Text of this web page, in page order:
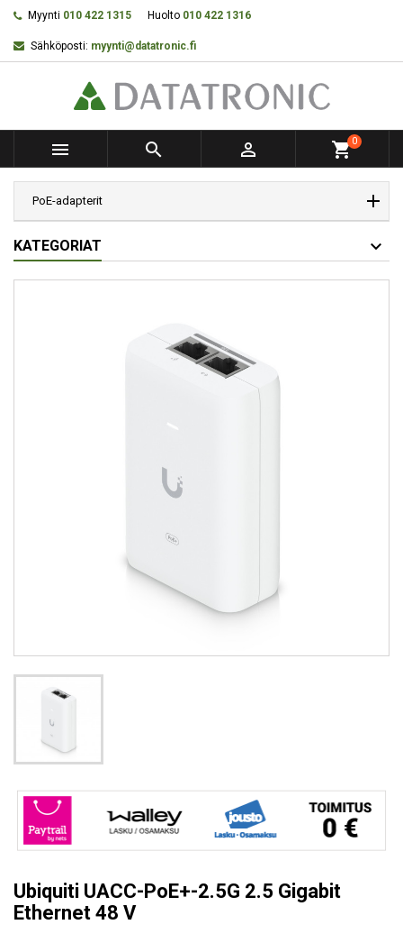
Myynti 010 422 1315 Huolto 010 422 1316
Sähköposti: myynti@datatronic.fi
   shopping_cart0
PoE-adapterit
KATEGORIAT
Ubiquiti UACC-PoE+-2.5G 2.5 Gigabit
Ethernet 48 V